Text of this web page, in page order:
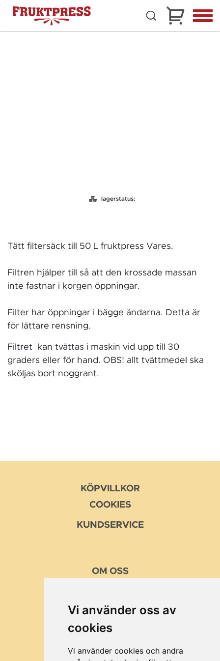
Vi använder oss av
cookies
Vi använder cookies och andra
lagerstatus:
Tätt filtersäck till 50 L fruktpress Vares.
Filtren hjälper till så att den krossade massan
inte fastnar i korgen öppningar.
Filter har öppningar i bägge ändarna. Detta är
för lättare rensning.
Filtret kan tvättas i maskin vid upp till 30
graders eller för hand. OBS! allt tvättmedel ska
sköljas bort noggrant.
KÖPVILLKOR
COOKIES
KUNDSERVICE
OM OSS
VÅRA MISSION OCH VÄRDEN
KUNDER
BRA ATT VETA
OM MUSTTILLVERKING